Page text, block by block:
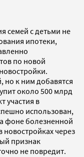
семей с детьми не
ипотеки,
по новой
но к ним добавятся
около 500 млрд
участия в
использован,
фоне болезненной
через
признак
не повредит.